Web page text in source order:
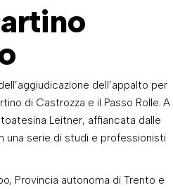
dell’appalto per
di Castrozza e il Passo Rolle. A
Leitner, affiancata dalle
una serie di studi e professionisti
Provincia autonoma di Trento e